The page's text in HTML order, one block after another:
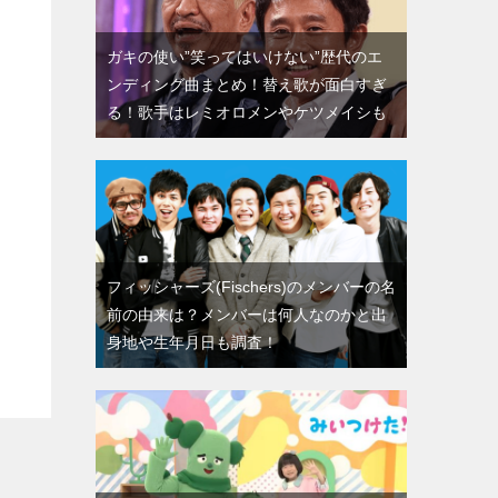
ガキの使い”笑ってはいけない”歴代のエ
ンディング曲まとめ！替え歌が面白すぎ
る！歌手はレミオロメンやケツメイシも
フィッシャーズ(Fischers)のメンバーの名
前の由来は？メンバーは何人なのかと出
身地や生年月日も調査！